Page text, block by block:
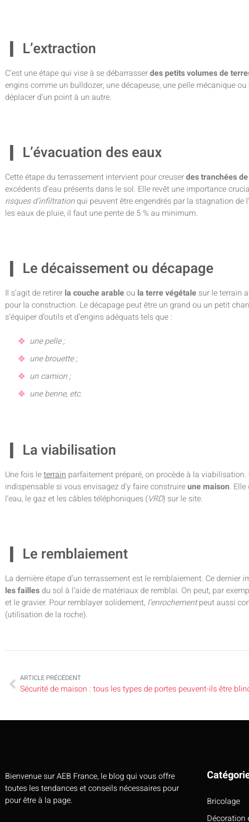
L’extraction
C’est une étape qui vise à se débarrasserdes petits volumes de
engins comme un bulldozer, une décapeuse, une pelle mécanique
déplacer d’un point à un autre.
L’évacuation des eaux
Cette étape du terrassement intervient pour creuserdes tranchées
excédents d’eau présents dans le sol. Elle revêt une importance
risques d’infiltration qui peuvent être engendrés par la stagnation de
les eaux de pluie, il faut une pente de 5 % au minimum.
Le décaissement ou décapage
Il s’agit de retirer la couche arableou la terre végétale sur le terrain
pour la construction. Le décapage peut être un grand ou un petit
s’équiper d’outils et d’engins adéquats tels que :
une pelle ;
une brouette ;
un camion ;
une benne, etc.
La viabilisation
Une fois leterrain parfaitement préparé, on procède à la
indispensable si vous envisagez d’y faire construireune maison.
l’eau, le gaz et les câbles téléphoniques (VRD) sur le site.
Le remblaiement
La dernière étape d’un terrassement est le remblaiement. Ce dernier
les failles du sol à l’aide de matériaux de remblai. On peut, par
et le gravier. Pour remblayer solidement, l’enrochementpeut aussi
(utilisation de la roche).
ARTICLE PRÉCÉDENT
Sécurité de maison : tous les types de portes peuvent-ils être
Bienvenue sur AEB France, le blog qui vous offre
toutes les tendances et conseils nécessaires pour
pour être à la page.
Bricolage
Décoration